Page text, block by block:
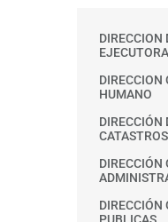
Main
menu
DIRECCION
DIRECCION
HUMANO
DIRECCIÓN
CATASTROS
DIRECCIÓN
DIRECCIÓN